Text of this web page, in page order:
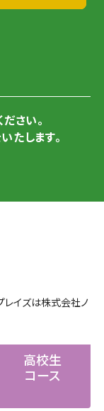
さい。
たします。
レイズは株式会社ノ
高校生
コース